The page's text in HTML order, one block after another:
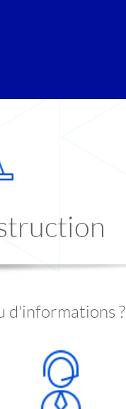
d'informations ?